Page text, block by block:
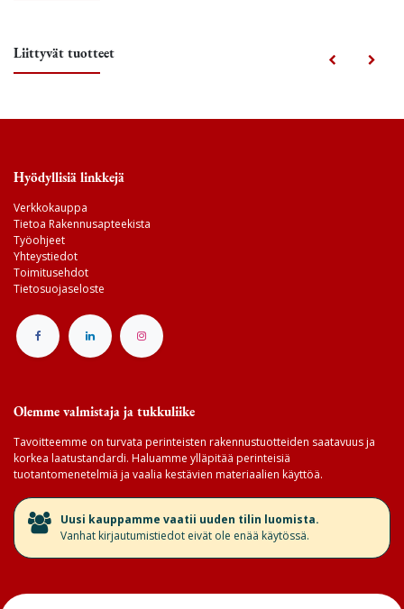
Liittyvät tuotteet
Hyödyllisiä linkkejä
Verkkokauppa
Tietoa Rakennusapteekista
Työohjeet
Yhteystiedot
Toimitusehdot
Tietosuojaseloste
Olemme valmistaja ja tukkuliike
Tavoitteemme on turvata perinteisten rakennustuotteiden saatavuus ja
korkea laatustandardi. Haluamme ylläpitää perinteisiä
tuotantomenetelmiä ja vaalia kestävien materiaalien käyttöä.
​Uusi kauppamme vaatii uuden tilin luomista.
Vanhat kirjautumistiedot eivät ole enää käytössä.